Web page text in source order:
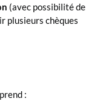
(avec possibilité de
plusieurs chèques
: